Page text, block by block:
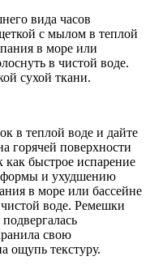
вида часов
с мылом в теплой
в море или
в чистой воде.
сухой ткани.
в теплой воде и дайте
горячей поверхности
быстрое испарение
формы и ухудшению
в море или бассейне
воде. Ремешки
свою
ощупь текстуру.